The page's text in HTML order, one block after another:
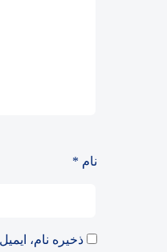
نام *
ذخیره نام،